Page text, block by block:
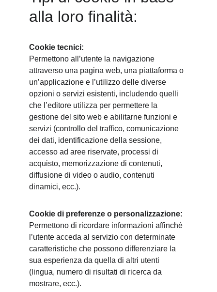
alla loro finalità:
Cookie tecnici:
Permettono all’utente la navigazione
attraverso una pagina web, una piattaforma o
un’applicazione e l’utilizzo delle diverse
opzioni o servizi esistenti, includendo quelli
che l’editore utilizza per permettere la
gestione del sito web e abilitarne funzioni e
servizi (controllo del traffico, comunicazione
dei dati, identificazione della sessione,
accesso ad aree riservate, processi di
acquisto, memorizzazione di contenuti,
diffusione di video o audio, contenuti
dinamici, ecc.).
Cookie di preferenze o personalizzazione:
Permettono di ricordare informazioni affinché
l’utente acceda al servizio con determinate
caratteristiche che possono differenziare la
sua esperienza da quella di altri utenti
(lingua, numero di risultati di ricerca da
mostrare, ecc.).